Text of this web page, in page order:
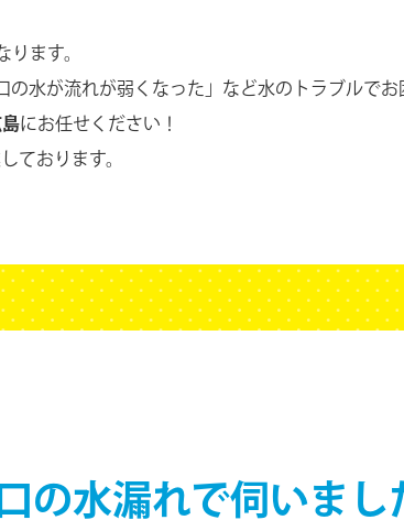
ります。
の水が流れが弱くなった」など水のトラブルでお
にお任せください！
ております。
の水漏れで伺いまし